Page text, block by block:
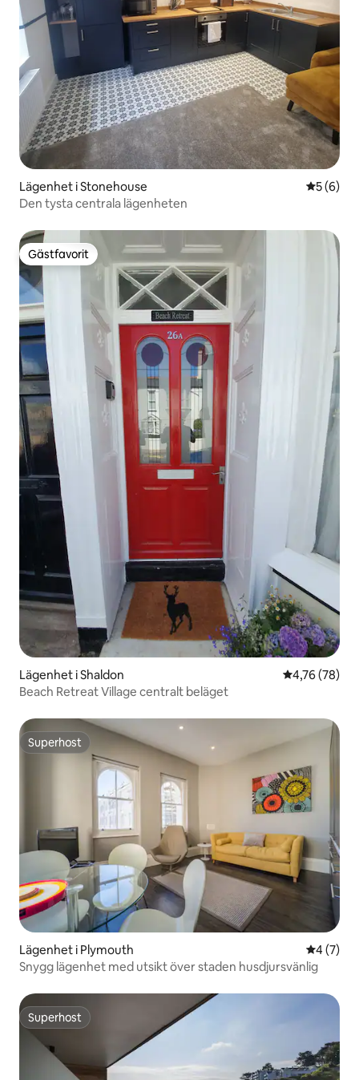
Lägenhet i Stonehouse 5 av 5 i
5 (6)
Den tysta centrala lägenheten
Gästfavorit
Gästfavorit
Lägenhet i Shaldon 4,76 av 5 i
4,76 (78)
Beach Retreat Village centralt beläget
Superhost
Superhost
Lägenhet i Plymouth 4 av 5 i
4 (7)
Snygg lägenhet med utsikt över staden husdjursvänlig
Superhost
Superhost